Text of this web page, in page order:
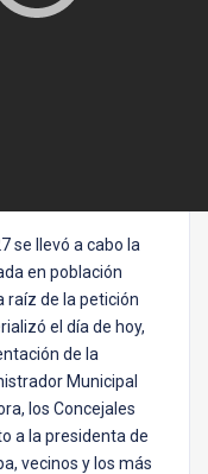
se llevó a cabo la
en población
raíz de la petición
el día de hoy,
de la
Municipal
los Concejales
a la presidenta de
vecinos y los más